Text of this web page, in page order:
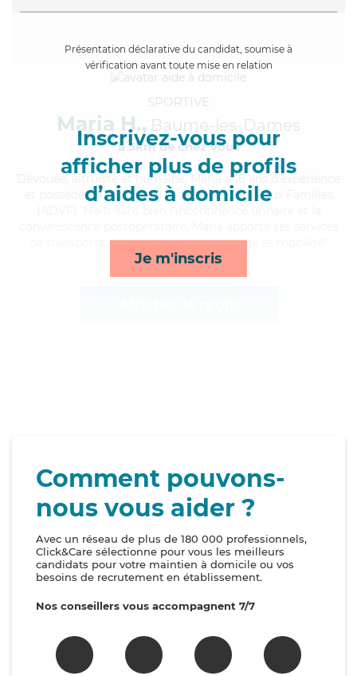
Présentation déclarative du candidat, soumise à
vérification avant toute mise en relation
Inscrivez-vous pour
afficher plus de profils
d’aides à domicile
Je m'inscris
SPORTIVE
Maria H., Baume-les-Dames
à 5km de chez Vous
, altruiste et humaine, Maria a 18 ans d'expérience
et possède un diplôme d'Assistante De Vie aux Familles
de transports, activités, lessive/repassage et mobilité*
Comment pouvons-
nous vous aider ?
Avec un réseau de plus de 180 000 professionnels,
Click&Care sélectionne pour vous les meilleurs
candidats pour votre maintien à domicile ou vos
besoins de recrutement en établissement.
Nos conseillers vous accompagnent 7/7